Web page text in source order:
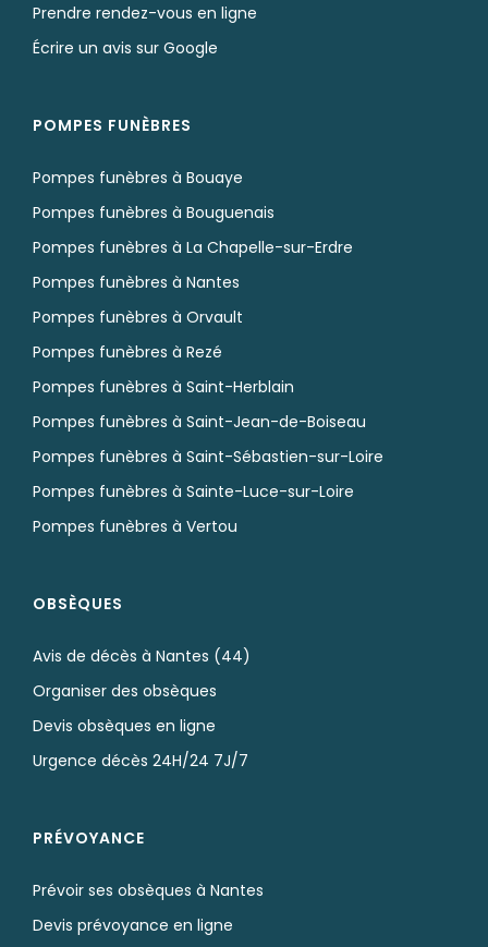
Prendre rendez-vous en ligne
Écrire un avis sur Google
POMPES FUNÈBRES
Pompes funèbres à Bouaye
Pompes funèbres à Bouguenais
Pompes funèbres à La Chapelle-sur-Erdre
Pompes funèbres à Nantes
Pompes funèbres à Orvault
Pompes funèbres à Rezé
Pompes funèbres à Saint-Herblain
Pompes funèbres à Saint-Jean-de-Boiseau
Pompes funèbres à Saint-Sébastien-sur-Loire
Pompes funèbres à Sainte-Luce-sur-Loire
Pompes funèbres à Vertou
OBSÈQUES
Avis de décès à Nantes (44)
Organiser des obsèques
Devis obsèques en ligne
Urgence décès 24H/24 7J/7
PRÉVOYANCE
Prévoir ses obsèques à Nantes
Devis prévoyance en ligne